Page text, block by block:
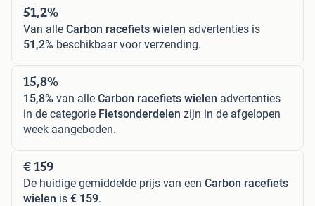
51,2%
Van alle Carbon racefiets wielen advertenties is
51,2% beschikbaar voor verzending.
15,8%
15,8% van alle Carbon racefiets wielen advertenties
in de categorie Fietsonderdelen zijn in de afgelopen
week aangeboden.
€ 159
De huidige gemiddelde prijs van een Carbon racefiets
wielen is € 159.